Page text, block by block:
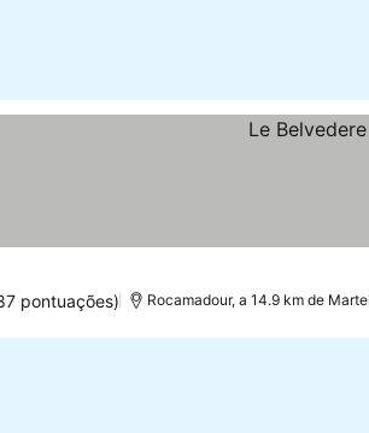
pontuações) Rocamadour, a 14.9 km de Martel